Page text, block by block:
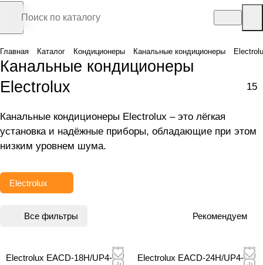
Главная Каталог Кондиционеры Канальные кондиционеры
Канальные кондиционеры
Electrolux
15
Канальные кондиционеры Electrolux – это лёгкая
установка и надёжные приборы, обладающие при этом
низким уровнем шума.
Electrolux
Все фильтры Рекомендуем
Electrolux EACD-18H/UP4-
Electrolux EACD-24H/UP4-